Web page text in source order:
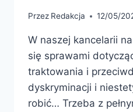
Przez Redakcja 12/05/
W naszej kancelarii
się sprawami
traktowania i
dyskryminacji i
robić… Trzeba z